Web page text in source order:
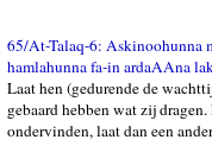
65/At-Talaq-6: Askinoohunna
hamlahunna fa-in ardaAAna
Laat hen (gedurende de
gebaard hebben wat zij
ondervinden, laat dan een